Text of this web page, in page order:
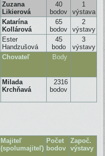
Zuzana
Likierová
40
bodov
1
výstava
Katarína
Kollárová
65
bodov
2
výstavy
Ester
Handzušová
45
bodo
3
výstavy
Chovateľ Body
Milada
Krchňavá
2316
bodov
Majiteľ
(spolumajiteľ)
Počet
bodov
Započ.
výstavy